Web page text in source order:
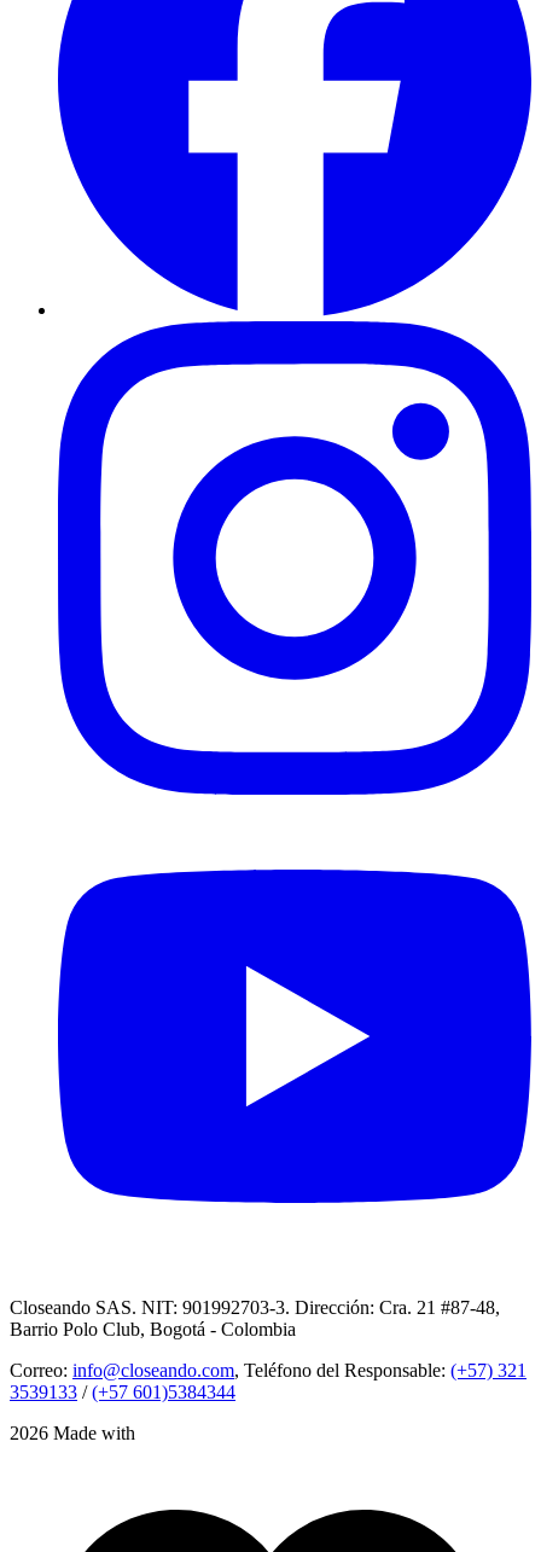
Closeando SAS. NIT: 901992703-3. Dirección: Cra. 21 #87-48,
Barrio Polo Club, Bogotá - Colombia
Correo: info@closeando.com, Teléfono del Responsable: (+57) 321
3539133 /(+57 601)5384344
2026 Made with